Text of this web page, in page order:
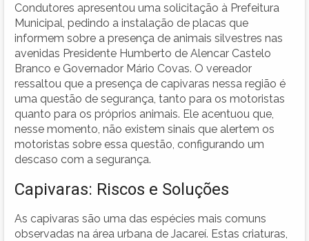
Condutores apresentou uma solicitação à Prefeitura
Municipal, pedindo a instalação de placas que
informem sobre a presença de animais silvestres nas
avenidas Presidente Humberto de Alencar Castelo
Branco e Governador Mário Covas. O vereador
ressaltou que a presença de capivaras nessa região é
uma questão de segurança, tanto para os motoristas
quanto para os próprios animais. Ele acentuou que,
nesse momento, não existem sinais que alertem os
motoristas sobre essa questão, configurando um
descaso com a segurança.
Capivaras: Riscos e Soluções
As capivaras são uma das espécies mais comuns
observadas na área urbana de Jacareí. Estas criaturas,